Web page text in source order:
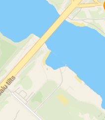
o
o Aizsargveste (bērniem un
no
o Peintbola ieroča
Kā notiek
• Spēlēt gribētāji 30 min